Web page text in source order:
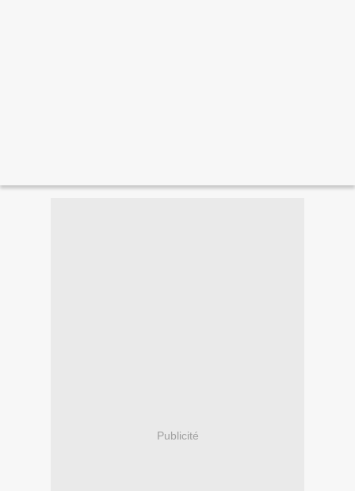
Publicité